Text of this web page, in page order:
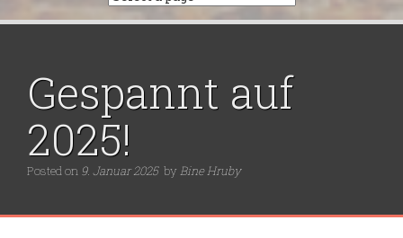
Gespannt auf
2025!
Posted on 9. Januar 2025 by Bine Hruby